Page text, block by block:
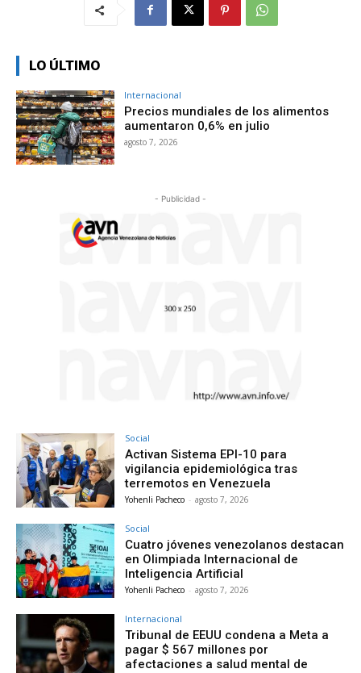
LO ÚLTIMO
Internacional
Precios mundiales de los alimentos
aumentaron 0,6% en julio
agosto 7, 2026
- Publicidad -
Social
Activan Sistema EPI-10 para
vigilancia epidemiológica tras
terremotos en Venezuela
Yohenli Pacheco - agosto 7, 2026
Social
Cuatro jóvenes venezolanos destacan
en Olimpiada Internacional de
Inteligencia Artificial
Yohenli Pacheco - agosto 7, 2026
Internacional
Tribunal de EEUU condena a Meta a
pagar $ 567 millones por
afectaciones a salud mental de